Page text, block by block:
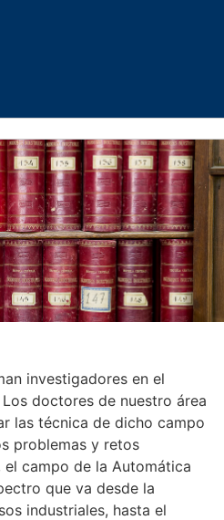
investigadores en el
doctores de nuestro área
las técnica de dicho campo
problemas y retos
campo de la Automática
que va desde la
industriales, hasta el